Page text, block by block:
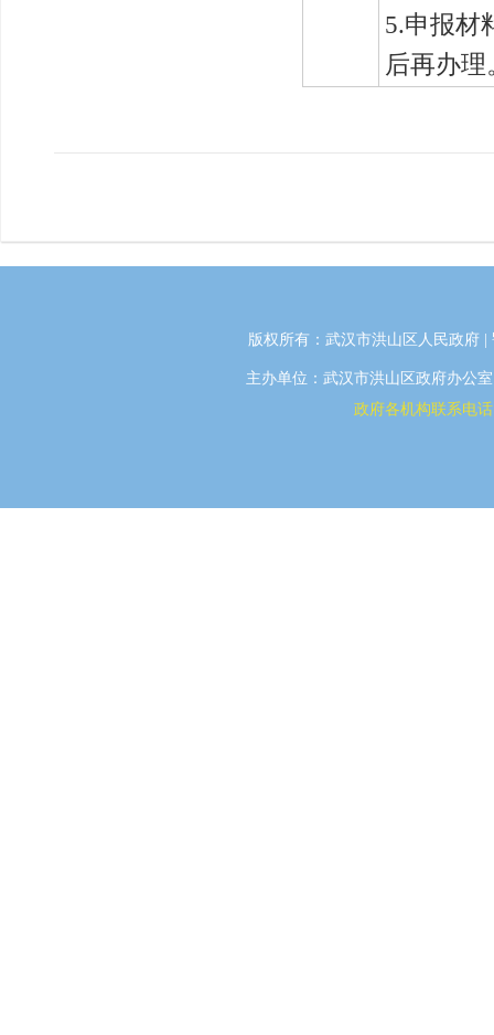
5.申报材
后再办理
版权所有：武汉市洪山区人民政府 |
主办单位：武汉市洪山区政府办公
政府各机构联系电话